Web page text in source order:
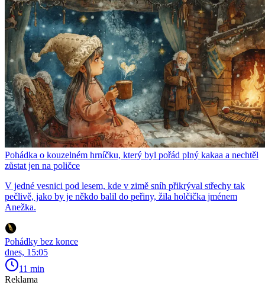
Pohádka o kouzelném hrníčku, který byl pořád plný kakaa a nechtěl
zůstat jen na poličce
V jedné vesnici pod lesem, kde v zimě sníh přikrýval střechy tak
pečlivě, jako by je někdo balil do peřiny, žila holčička jménem
Anežka.
Pohádky bez konce
dnes, 15:05
11 min
Reklama